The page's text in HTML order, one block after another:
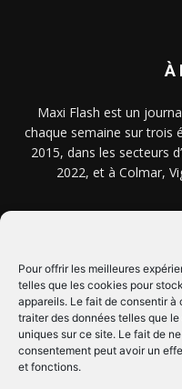
Pour offrir les meilleures
telles que les cookies pour
appareils. Le fait de consentir
traiter des données telles que
uniques sur ce site. Le fait de
consentement peut avoir un
et fonctions.
À
Maxi Flash est un
chaque semaine sur trois
2015, dans les secteurs
2022, et à Colmar,